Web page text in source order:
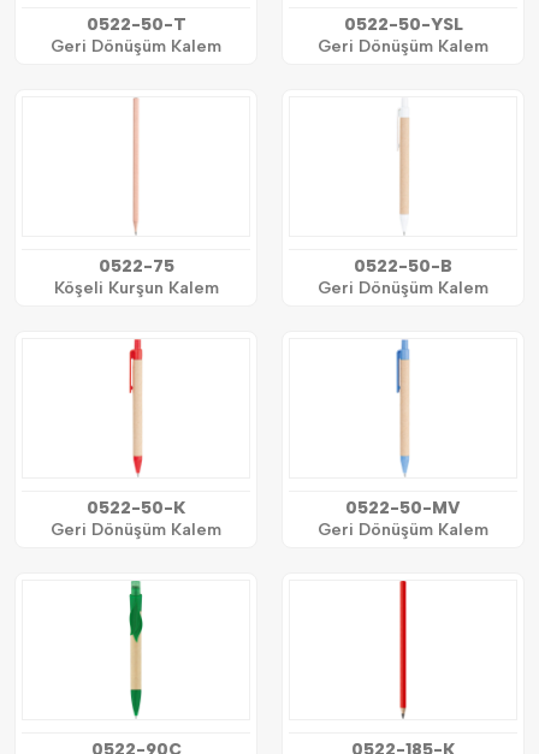
0522-50-T
Geri Dönüşüm Kalem
0522-50-YSL
Geri Dönüşüm Kalem
0522-75
Köşeli Kurşun Kalem
0522-50-B
Geri Dönüşüm Kalem
0522-50-K
Geri Dönüşüm Kalem
0522-50-MV
Geri Dönüşüm Kalem
0522-90C 0522-185-K